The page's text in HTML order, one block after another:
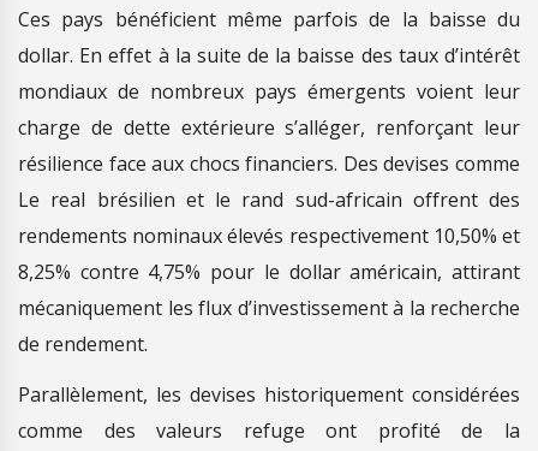
Ces pays bénéficient même parfois de la baisse du
dollar. En effet à la suite de la baisse des taux d’intérêt
mondiaux de nombreux pays émergents voient leur
charge de dette extérieure s’alléger, renforçant leur
résilience face aux chocs financiers. Des devises comme
Le real brésilien et le rand sud-africain offrent des
rendements nominaux élevés respectivement 10,50% et
8,25% contre 4,75% pour le dollar américain, attirant
mécaniquement les flux d’investissement à la recherche
de rendement.
Parallèlement, les devises historiquement considérées
comme des valeurs refuge ont profité de la